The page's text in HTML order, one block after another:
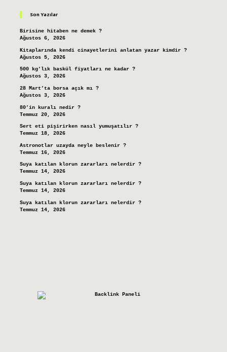
Son Yazılar
Birisine hitaben ne demek ?
Ağustos 6, 2026
Kitaplarında kendi cinayetlerini anlatan yazar kimdir ?
Ağustos 5, 2026
500 kg’lık baskül fiyatları ne kadar ?
Ağustos 3, 2026
28 Mart’ta borsa açık mı ?
Ağustos 3, 2026
80’in kuralı nedir ?
Temmuz 20, 2026
Sert eti pişirirken nasıl yumuşatılır ?
Temmuz 18, 2026
Astronotlar uzayda neyle beslenir ?
Temmuz 16, 2026
Suya katılan klorun zararları nelerdir ?
Temmuz 14, 2026
Suya katılan klorun zararları nelerdir ?
Temmuz 14, 2026
Suya katılan klorun zararları nelerdir ?
Temmuz 14, 2026